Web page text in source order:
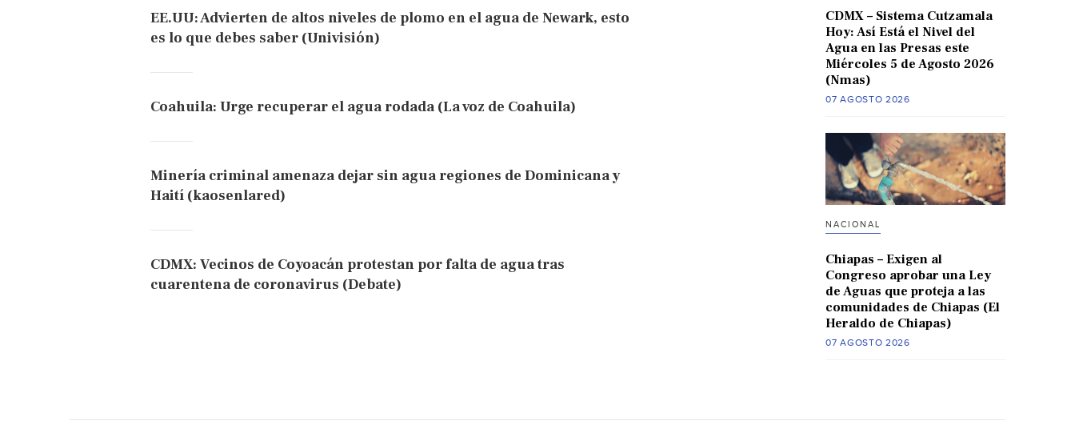
EE.UU: Advierten de altos niveles de plomo en el agua de Newark, esto
es lo que debes saber (Univisión)
Coahuila: Urge recuperar el agua rodada (La voz de Coahuila)
Minería criminal amenaza dejar sin agua regiones de Dominicana y
Haití (kaosenlared)
CDMX: Vecinos de Coyoacán protestan por falta de agua tras
cuarentena de coronavirus (Debate)
CDMX – Sistema Cutzamala
Hoy: Así Está el Nivel del
Agua en las Presas este
Miércoles 5 de Agosto 2026
(Nmas)
07 AGOSTO 2026
NACIONAL
Chiapas – Exigen al
Congreso aprobar una Ley
de Aguas que proteja a las
comunidades de Chiapas (El
Heraldo de Chiapas)
07 AGOSTO 2026